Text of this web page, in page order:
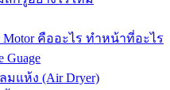
Motor คืออะไร ทำหน้าที่อะไร
Guage
มแห้ง (Air Dryer)